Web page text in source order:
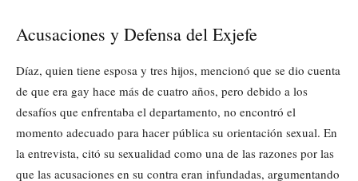
Acusaciones y Defensa del Exjefe
Díaz, quien tiene esposa y tres hijos, mencionó que se dio cuenta
de que era gay hace más de cuatro años, pero debido a los
desafíos que enfrentaba el departamento, no encontró el
momento adecuado para hacer pública su orientación sexual. En
la entrevista, citó su sexualidad como una de las razones por las
que las acusaciones en su contra eran infundadas, argumentando